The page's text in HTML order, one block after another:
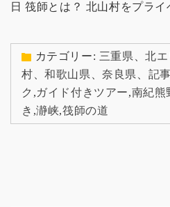
日 筏師とは？ 北山村をプラ
カテゴリー: 三重県 、北エ
村 、和歌山県 、奈良県 記
ク ,ガイド付きツアー,南紀熊
き ,瀞峡,筏師の道